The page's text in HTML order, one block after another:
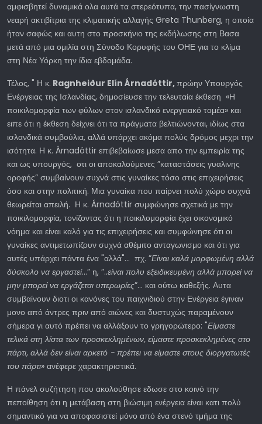
αμφισβητεί δυναμικά ολα αυτά τα στερεότυπα, την πασίγνωστη
νεαρή ακτιβίτρια της κλιματικής αλλαγής Greta Thunberg, η οποία
ήταν σαφώς και αυτη στο προσκήνιο της εκδήλωσης στη Βασα
μετά από μια ομιλία στη Σύνοδο Κορυφής του ΟΗΕ για το κλίμα
στη Νέα Υόρκη την ίδια εβδομάδα.
Τέλος, " Η κ. Ragnheiður Elín Árnadóttir,πρώην Υπουργός
Ενέργειας της Ισλανδίας, δημοσίευσε την τελευταία έκθεση «Η
ποικιλομορφία των φύλων στον ισλανδικό ενεργειακό τομέα» και
ειπε ότι η έκθεση δείχνει ότι τα πράγματα βελτιώνονται, ιδίως στα
ισλανδικά συμβούλια, αλλά υπάρχει ακόμα πολύς δρόμος μεχρι την
ισότητα. Η κ. Árnadóttir επιβεβαίωσε μεσα απο την εμπειρία της
και ως υπουργός, οτι οι αποκαλούμενες ”καταστάσεις γυαλινης
οροφής” συμβαίνουν συχνά στις γυναίκες τόσο στις επιχειρήσεις
όσο και στην πολιτική. Μια γυναίκα που παίρνει πολύ χώρο συχνά
θεωρείται απειλή. Η κ. Árnadóttir συμφώνησε σχετικά με την
ποικιλομορφία, τονίζοντας ότι η ποικιλομορφία έχει οικονομικό
νόημα και είναι καλό για τις επιχειρήσεις και συμφώνησε ότι οι
γυναίκες αντιμετωπίζουν συχνά αθέμιτο ανταγωνισμο και ότι για
αυτές υπάρχει πάντα ένα "αλλά"… πχ. ”Είναι καλά μορφωμένη αλλά
δύσκολο να εργαστεί...” η, ”..είναι πολυ εξειδικευμένη αλλά μπορεί να
μην μπορεί να εργάζεται υπερωρίες”... και ούτω καθεξής. Αυτα
συμβαίνουν διοτι οι κανόνες του παιχνιδιού στην Ενέργεια έγιναν
μονο από άντρες πριν από αιώνες και δυστυχώς παραμένουν
σήμερα γι αυτό πρέπει να αλλάξουν το γρηγορώτερο: "Είμαστε
τελικά στη λίστα των προσκεκλημένων, είμαστε προσκεκλημένες στο
πάρτι, αλλά δεν είναι αρκετό - πρέπει να είμαστε στους διοργατωτές
του πάρτι» ανέφερε χαρακτηριστικά.
Η πάνελ συζήτηση που ακολούθησε εδωσε στο κοινό την
πεποίθηση ότι η μετάβαση στη βιώσιμη ενέργεια είναι κατι πολύ
σημαντικό για να αποφασιστεί μόνο από ένα στενό τμήμα της